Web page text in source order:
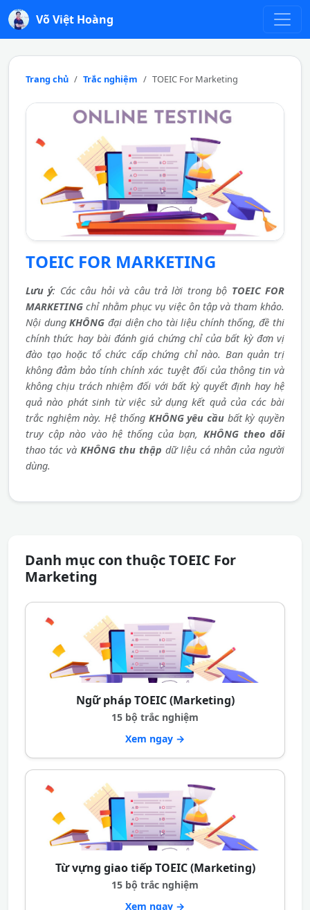
Võ Việt Hoàng
Trang chủ Trắc nghiệm TOEIC For Marketing
TOEIC FOR MARKETING
Lưu ý: Các câu hỏi và câu trả lời trong bộ TOEIC FOR
MARKETING chỉ nhằm phục vụ việc ôn tập và tham khảo.
Nội dungKHÔNG đại diện cho tài liệu chính thống, đề thi
chính thức hay bài đánh giá chứng chỉ của bất kỳ đơn vị
đào tạo hoặc tổ chức cấp chứng chỉ nào. Ban quản trị
không đảm bảo tính chính xác tuyệt đối của thông tin và
không chịu trách nhiệm đối với bất kỳ quyết định hay hệ
quả nào phát sinh từ việc sử dụng kết quả của các bài
trắc nghiệm này. Hệ thống KHÔNG yêu cầubất kỳ quyền
truy cập nào vào hệ thống của bạn, KHÔNG theo dõi
thao tác và KHÔNG thu thập dữ liệu cá nhân của người
dùng.
Danh mục con thuộc TOEIC For
Marketing
Ngữ pháp TOEIC (Marketing)
15 bộ trắc nghiệm
Xem ngay →
Từ vựng giao tiếp TOEIC (Marketing)
15 bộ trắc nghiệm
Xem ngay →